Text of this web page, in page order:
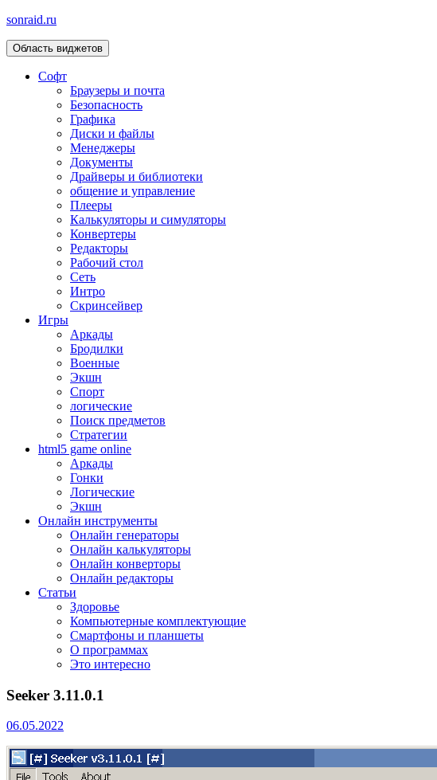
sonraid.ru
Скачивай программы, мини игры
Область виджетов
Софт
Браузеры и почта
Безопасность
Графика
Диски и файлы
Менеджеры
Документы
Драйверы и библиотеки
общение и управление
Плееры
Калькуляторы и симуляторы
Конвертеры
Редакторы
Рабочий стол
Сеть
Интро
Скринсейвер
Игры
Аркады
Бродилки
Военные
Экшн
Спорт
логические
Поиск предметов
Стратегии
html5 game online
Аркады
Гонки
Логические
Экшн
Онлайн инструменты
Онлайн генераторы
Онлайн калькуляторы
Онлайн конверторы
Онлайн редакторы
Статьи
Здоровье
Компьютерные комплектующие
Смартфоны и планшеты
О программах
Это интересно
Seeker 3.11.0.1
06.05.2022